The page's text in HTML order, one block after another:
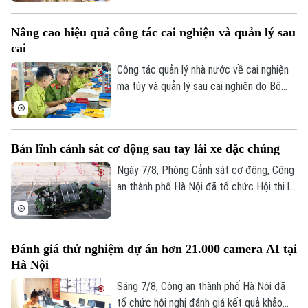
Quần vợt
Golf
Điện ảnh
Thời trang
Âm nhạc
Đã phát sóng
thông tin về kết quả triển khai Chiến dịch
tập và xác định danh tính hài cốt liệt sĩ"
trên địa bàn Thủ đô.
Nâng cao hiệu quả công tác cai nghiện và quản lý sau
cai
Công tác quản lý nhà nước về cai nghiện
ma túy và quản lý sau cai nghiện do Bộ
Bản lĩnh cảnh sát cơ động sau tay lái xe đặc chủng
Ngày 7/8, Phòng Cảnh sát cơ động, Công
an thành phố Hà Nội đã tổ chức Hội thi lái
năng xử lý tình huống phức tạp, khẳng
đấu.
Đánh giá thử nghiệm dự án hơn 21.000 camera AI tại
Hà Nội
Sáng 7/8, Công an thành phố Hà Nội đã
tổ chức hội nghị đánh giá kết quả khảo